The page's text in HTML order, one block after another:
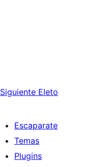
Siguiente Eleto
Escaparate
Temas
Plugins